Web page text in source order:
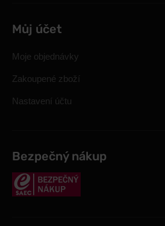
Můj účet
Moje objednávky
Zakoupené zboží
Nastavení účtu
Bezpečný nákup